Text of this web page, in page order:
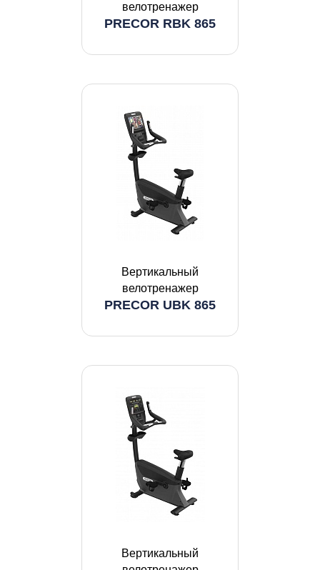
велотренажер
PRECOR RBK 865
Вертикальный
велотренажер
PRECOR UBK 865
Вертикальный